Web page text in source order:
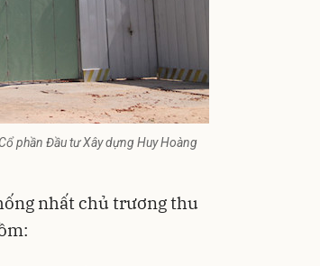
phần Đầu tư Xây dựng Huy Hoàng
nhất chủ trương thu